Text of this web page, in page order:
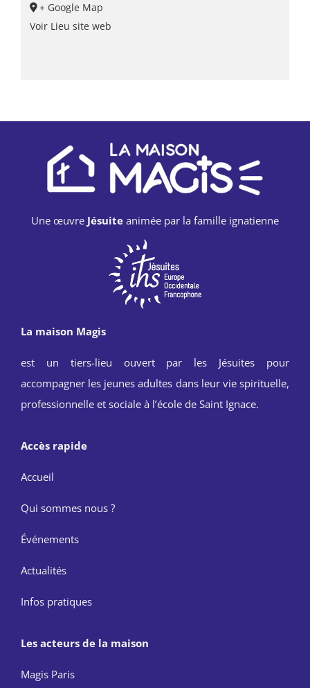
+ Google Map
Voir Lieu site web
Une œuvre Jésuite animée par la famille ignatienne
La maison Magis
est un tiers-lieu ouvert par les Jésuites pour
accompagner les jeunes adultes dans leur vie spirituelle,
professionnelle et sociale à l’école de Saint Ignace.
Accès rapide
Accueil
Qui sommes nous ?
Événements
Actualités
Infos pratiques
Les acteurs de la maison
Magis Paris